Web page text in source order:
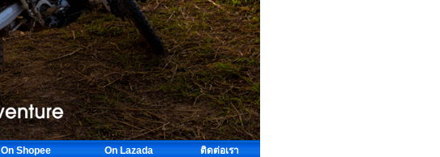
On Shopee On Lazada ติดต่อเรา